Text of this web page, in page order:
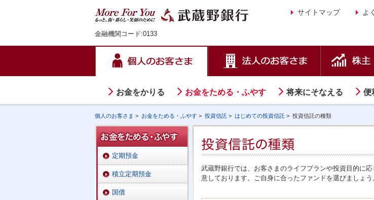
金融機関コード:0133
サイトマップ よ
お金をかりる お金をためる・ふやす 将来にそなえる 便
個人のお客さま > お金をためる・ふやす > 投資信託 > はじめての投資信託 > 投資信託の種類
定期預金
積立定期預金
国債
武蔵野銀行では、お客さまのライフプランや投資目的に
意しております。ご自身に合ったファンドを選びましょう